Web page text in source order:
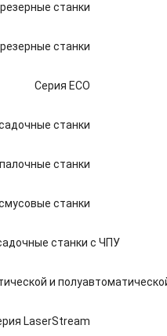
станки
станки
Серия ECO
станки
станки
станки
станки с ЧПУ
и
LaserStream